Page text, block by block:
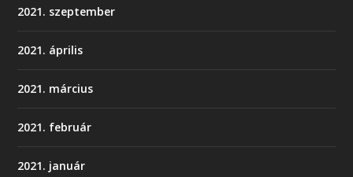
2021. szeptember
2021. április
2021. március
2021. február
2021. január